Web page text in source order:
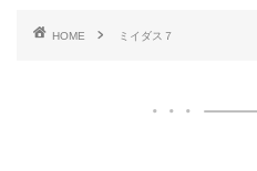
HOME ミイダス７